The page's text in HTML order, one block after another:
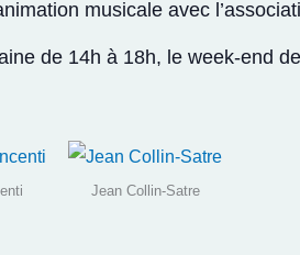
musicale avec
de 14h à 18h, le week-end
Jean Collin-Satre